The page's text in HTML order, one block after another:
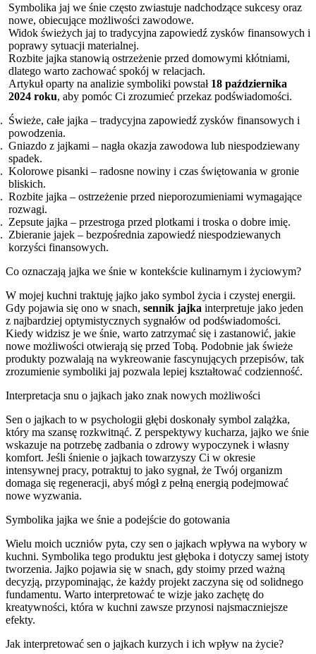
Symbolika jaj we śnie często zwiastuje nadchodzące sukcesy oraz
nowe, obiecujące możliwości zawodowe.
Widok świeżych jaj to tradycyjna zapowiedź zysków finansowych i
poprawy sytuacji materialnej.
Rozbite jajka stanowią ostrzeżenie przed domowymi kłótniami,
dlatego warto zachować spokój w relacjach.
Artykuł oparty na analizie symboliki powstał 18 października
2024 roku, aby pomóc Ci zrozumieć przekaz podświadomości.
Świeże, całe jajka – tradycyjna zapowiedź zysków finansowych i
powodzenia.
Gniazdo z jajkami – nagła okazja zawodowa lub niespodziewany
spadek.
Kolorowe pisanki – radosne nowiny i czas świętowania w gronie
bliskich.
Rozbite jajka – ostrzeżenie przed nieporozumieniami wymagające
rozwagi.
Zepsute jajka – przestroga przed plotkami i troska o dobre imię.
Zbieranie jajek – bezpośrednia zapowiedź niespodziewanych
korzyści finansowych.
Co oznaczają jajka we śnie w kontekście kulinarnym i życiowym?
W mojej kuchni traktuję jajko jako symbol życia i czystej energii.
Gdy pojawia się ono w snach, sennik jajka interpretuje jako jeden
z najbardziej optymistycznych sygnałów od podświadomości.
Kiedy widzisz je we śnie, warto zatrzymać się i zastanowić, jakie
nowe możliwości otwierają się przed Tobą. Podobnie jak świeże
produkty pozwalają na wykreowanie fascynujących przepisów, tak
zrozumienie symboliki jaj pozwala lepiej kształtować codzienność.
Interpretacja snu o jajkach jako znak nowych możliwości
Sen o jajkach to w psychologii głębi doskonały symbol zalążka,
który ma szansę rozkwitnąć. Z perspektywy kucharza, jajko we śnie
wskazuje na potrzebę zadbania o zdrowy wypoczynek i własny
komfort. Jeśli śnienie o jajkach towarzyszy Ci w okresie
intensywnej pracy, potraktuj to jako sygnał, że Twój organizm
domaga się regeneracji, abyś mógł z pełną energią podejmować
nowe wyzwania.
Symbolika jajka we śnie a podejście do gotowania
Wielu moich uczniów pyta, czy sen o jajkach wpływa na wybory w
kuchni. Symbolika tego produktu jest głęboka i dotyczy samej istoty
tworzenia. Jajko pojawia się w snach, gdy stoimy przed ważną
decyzją, przypominając, że każdy projekt zaczyna się od solidnego
fundamentu. Warto interpretować te wizje jako zachętę do
kreatywności, która w kuchni zawsze przynosi najsmaczniejsze
efekty.
Jak interpretować sen o jajkach kurzych i ich wpływ na życie?